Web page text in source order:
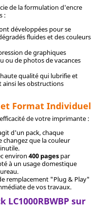
de la formulation d'encre
:
développées pour se
fluides et des couleurs
de graphiques
ou de photos de vacances
qualité qui lubrifie et
les obstructions
Format Individuel
de votre imprimante :
d'un pack, chaque
changez que la couleur
environ 400 pagespar
à un usage domestique
remplacement "Plug & Play"
de vos travaux.
sur